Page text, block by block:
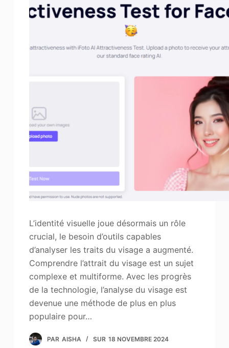
L’identité visuelle joue désormais un rôle
crucial, le besoin d’outils capables
d’analyser les traits du visage a augmenté.
Comprendre l’attrait du visage est un sujet
complexe et multiforme. Avec les progrès
de la technologie, l’analyse du visage est
devenue une méthode de plus en plus
populaire pour…
PAR AISHA SUR 18 NOVEMBRE 2024